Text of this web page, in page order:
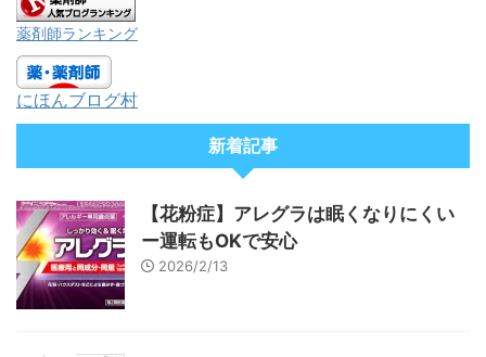
薬剤師ランキング
にほんブログ村
新着記事
【花粉症】アレグラは眠くなりにくい
ー運転もOKで安心
2026/2/13